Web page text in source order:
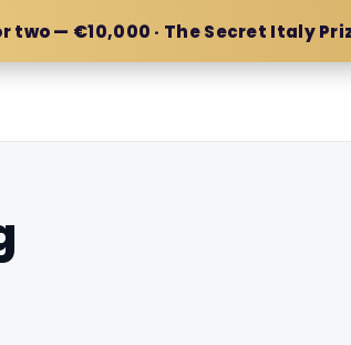
two — €10,000 · The Secret Italy